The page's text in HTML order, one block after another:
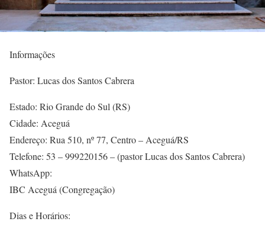
Informações
Pastor: Lucas dos Santos Cabrera
Estado: Rio Grande do Sul (RS)
Cidade: Aceguá
Endereço: Rua 510, nº 77, Centro – Aceguá/RS
Telefone: 53 – 999220156 – (pastor Lucas dos Santos Cabrera)
WhatsApp:
IBC Aceguá (Congregação)
Dias e Horários: